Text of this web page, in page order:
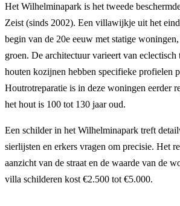
Het Wilhelminapark is het tweede
Zeist (sinds 2002). Een villawijkje uit het
begin van de 20e eeuw met statige
groen. De architectuur varieert van
houten kozijnen hebben specifieke profielen
Houtrotreparatie is in deze woningen eerder
het hout is 100 tot 130 jaar oud.
Een schilder in het Wilhelminapark treft
sierlijsten en erkers vragen om precisie. Het
aanzicht van de straat en de waarde van de
villa schilderen kost €2.500 tot €5.000.